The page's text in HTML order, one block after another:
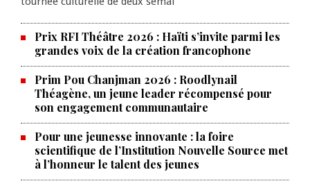
Prix RFI Théâtre 2026 : Haïti s’invite parmi les
grandes voix de la création francophone
Prim Pou Chanjman 2026 : Roodlynail
Théagène, un jeune leader récompensé pour
son engagement communautaire
Pour une jeunesse innovante : la foire
scientifique de l’Institution Nouvelle Source met
à l’honneur le talent des jeunes
Produire le savoir pour